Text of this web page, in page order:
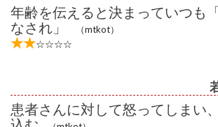
年齢を伝えると決まっていつも
なされ」
（mtkot）
★★☆☆☆☆
患者さんに対して怒ってしまい